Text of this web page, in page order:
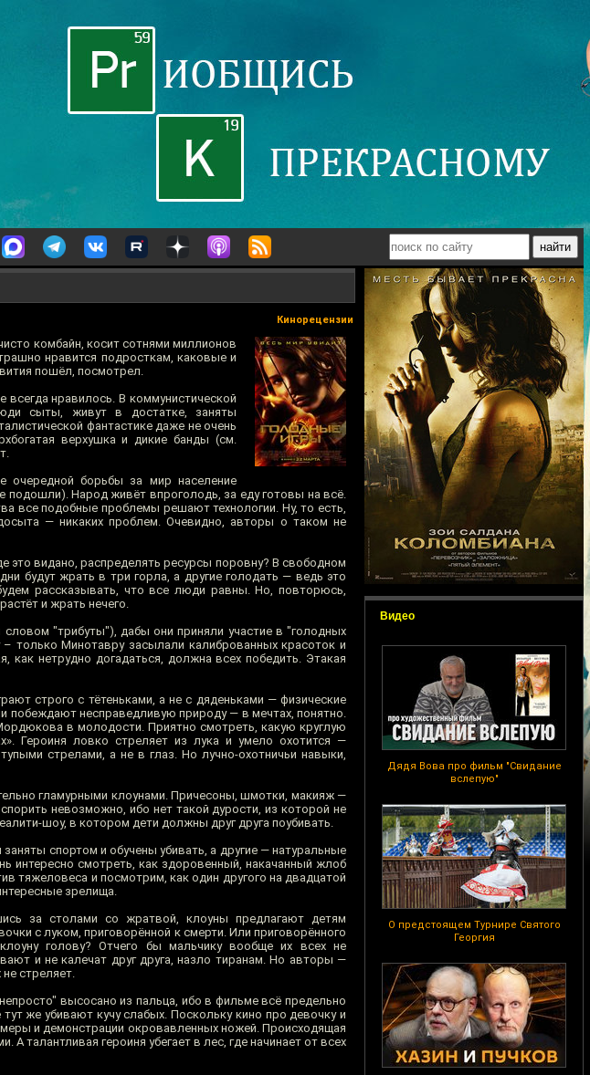
Видео
Дядя Вова про фильм "Свидание
вслепую"
О предстоящем Турнире Святого
Георгия
Кинорецензии
комбайн, косит сотнями миллионов
нравится подросткам, каковые и
пошёл, посмотрел.
нравилось. В коммунистической
сыты, живут в достатке, заняты
фантастике даже не очень
верхушка и дикие банды (см.
очередной борьбы за мир население
подошли). Народ живёт впроголодь, за еду готовы на всё.
все подобные проблемы решают технологии. Ну, то есть,
— никаких проблем. Очевидно, авторы о таком не
это видано, распределять ресурсы поровну? В свободном
будут жрать в три горла, а другие голодать — ведь это
рассказывать, что все люди равны. Но, повторюсь,
и жрать нечего.
"трибуты"), дабы они приняли участие в "голодных
– только Минотавру засылали калиброванных красоток и
как нетрудно догадаться, должна всех победить. Этакая
строго с тётеньками, а не с дяденьками — физические
побеждают несправедливую природу — в мечтах, понятно.
в молодости. Приятно смотреть, какую круглую
Героиня ловко стреляет из лука и умело охотится —
стрелами, а не в глаз. Но лучно-охотничьи навыки,
гламурными клоунами. Причесоны, шмотки, макияж —
невозможно, ибо нет такой дурости, из которой не
шоу, в котором дети должны друг друга поубивать.
спортом и обучены убивать, а другие — натуральные
интересно смотреть, как здоровенный, накачанный жлоб
тяжеловеса и посмотрим, как один другого на двадцатой
зрелища.
за столами со жратвой, клоуны предлагают детям
с луком, приговорённой к смерти. Или приговорённого
голову? Отчего бы мальчику вообще их всех не
и не калечат друг друга, назло тиранам. Но авторы —
не стреляет.
высосано из пальца, ибо в фильме всё предельно
же убивают кучу слабых. Поскольку кино про девочку и
и демонстрации окровавленных ножей. Происходящая
А талантливая героиня убегает в лес, где начинает от всех